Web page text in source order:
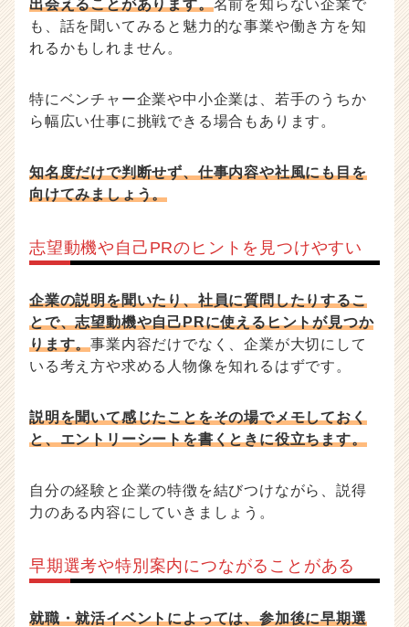
出会えることがあります。名前を知らない企業で
も、話を聞いてみると魅力的な事業や働き方を知
れるかもしれません。
特にベンチャー企業や中小企業は、若手のうちか
ら幅広い仕事に挑戦できる場合もあります。
知名度だけで判断せず、仕事内容や社風にも目を
向けてみましょう。
志望動機や自己PRのヒントを見つけやすい
企業の説明を聞いたり、社員に質問したりするこ
とで、志望動機や自己PRに使えるヒントが見つか
ります。事業内容だけでなく、企業が大切にして
いる考え方や求める人物像を知れるはずです。
説明を聞いて感じたことをその場でメモしておく
と、エントリーシートを書くときに役立ちます。
自分の経験と企業の特徴を結びつけながら、説得
力のある内容にしていきましょう。
早期選考や特別案内につながることがある
就職・就活イベントによっては、参加後に早期選